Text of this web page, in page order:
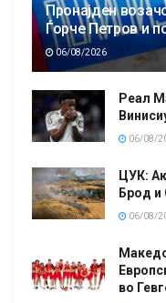
Пронајден
Ѓорче Петров и
06/08/2026
Реал
06/08/
ЦУК:
Брод и
06/08/
во